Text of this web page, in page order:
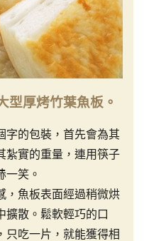
型厚烤竹葉魚板。
字的包裝，首先會為其
紮實的重量，連用筷子
一笑。
，魚板表面經過稍微烘
擴散。鬆軟輕巧的口
只吃一片，就能獲得相